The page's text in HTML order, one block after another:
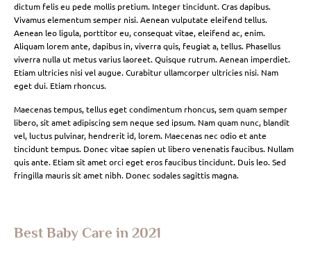
dictum felis eu pede mollis pretium. Integer tincidunt. Cras dapibus.
Vivamus elementum semper nisi. Aenean vulputate eleifend tellus.
Aenean leo ligula, porttitor eu, consequat vitae, eleifend ac, enim.
Aliquam lorem ante, dapibus in, viverra quis, feugiat a, tellus. Phasellus
viverra nulla ut metus varius laoreet. Quisque rutrum. Aenean imperdiet.
Etiam ultricies nisi vel augue. Curabitur ullamcorper ultricies nisi. Nam
eget dui. Etiam rhoncus.
Maecenas tempus, tellus eget condimentum rhoncus, sem quam semper
libero, sit amet adipiscing sem neque sed ipsum. Nam quam nunc, blandit
vel, luctus pulvinar, hendrerit id, lorem. Maecenas nec odio et ante
tincidunt tempus. Donec vitae sapien ut libero venenatis faucibus. Nullam
quis ante. Etiam sit amet orci eget eros faucibus tincidunt. Duis leo. Sed
fringilla mauris sit amet nibh. Donec sodales sagittis magna.
Best Baby Care in 2021